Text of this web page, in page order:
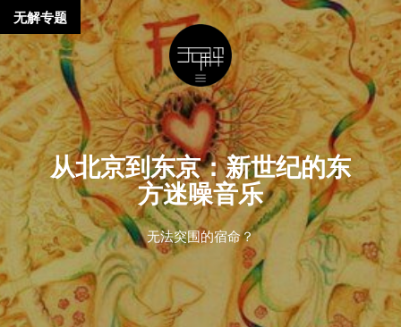
从北京到东京：新世纪的东
方迷噪音乐
无法突围的宿命？
无解专题